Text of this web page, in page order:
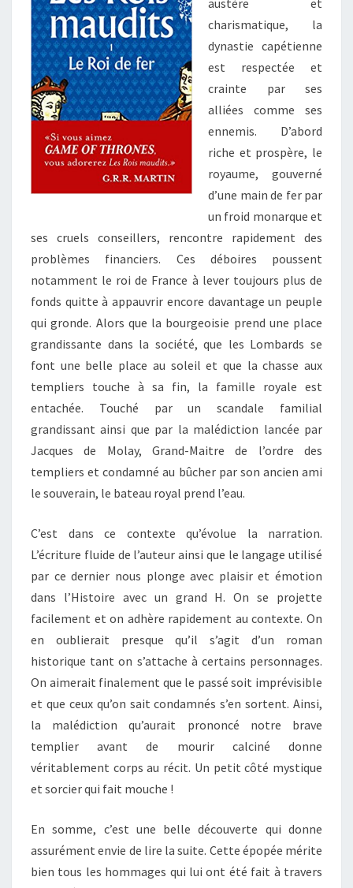
austère et
charismatique, la
dynastie capétienne
est respectée et
crainte par ses
alliées comme ses
ennemis. D’abord
riche et prospère, le
royaume, gouverné
d’une main de fer par
un froid monarque et
ses cruels conseillers, rencontre rapidement des
problèmes financiers. Ces déboires poussent
notamment le roi de France à lever toujours plus de
fonds quitte à appauvrir encore davantage un peuple
qui gronde. Alors que la bourgeoisie prend une place
grandissante dans la société, que les Lombards se
font une belle place au soleil et que la chasse aux
templiers touche à sa fin, la famille royale est
entachée. Touché par un scandale familial
grandissant ainsi que par la malédiction lancée par
Jacques de Molay, Grand-Maitre de l’ordre des
templiers et condamné au bûcher par son ancien ami
le souverain, le bateau royal prend l’eau.
C’est dans ce contexte qu’évolue la narration.
L’écriture fluide de l’auteur ainsi que le langage utilisé
par ce dernier nous plonge avec plaisir et émotion
dans l’Histoire avec un grand H. On se projette
facilement et on adhère rapidement au contexte. On
en oublierait presque qu’il s’agit d’un roman
historique tant on s’attache à certains personnages.
On aimerait finalement que le passé soit imprévisible
et que ceux qu’on sait condamnés s’en sortent. Ainsi,
la malédiction qu’aurait prononcé notre brave
templier avant de mourir calciné donne
véritablement corps au récit. Un petit côté mystique
et sorcier qui fait mouche !
En somme, c’est une belle découverte qui donne
assurément envie de lire la suite. Cette épopée mérite
bien tous les hommages qui lui ont été fait à travers